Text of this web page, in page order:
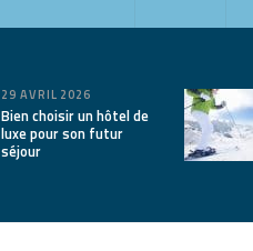
29 AVRIL 2026
Bien choisir un hôtel de
luxe pour son futur
séjour